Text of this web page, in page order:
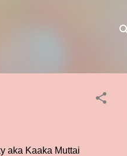
aka Kaaka Muttai